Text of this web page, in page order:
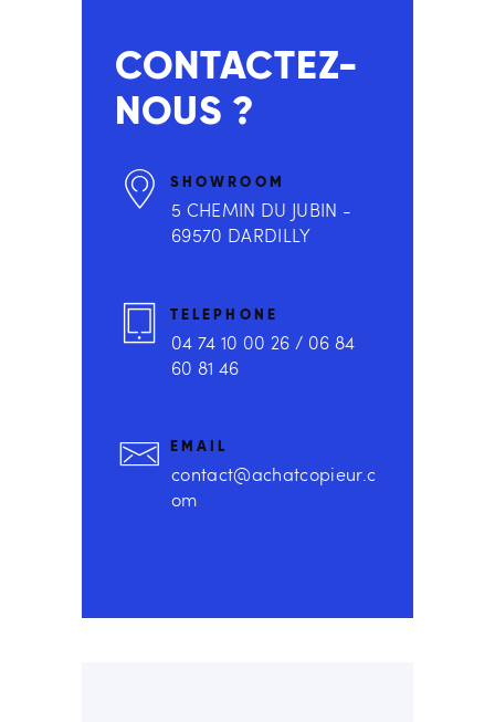
CONTACTEZ-
NOUS ?
SHOWROOM
5 CHEMIN DU JUBIN -
69570 DARDILLY
TELEPHONE
04 74 10 00 26 / 06 84
60 81 46
EMAIL
contact@achatcopieur.c
om